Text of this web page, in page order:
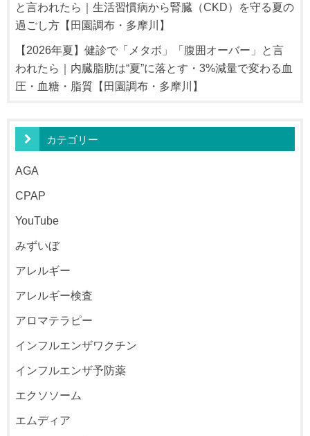
と言われたら｜生活習慣病から腎臓（CKD）を守る夏の
過ごし方【田園調布・多摩川】
【2026年夏】健診で「メタボ」「腹囲オーバー」と言
われたら｜内臓脂肪は“夏”に落とす・3%減量で変わる血
圧・血糖・脂質【田園調布・多摩川】
カテゴリー
AGA
CPAP
YouTube
みずいぼ
アレルギー
アレルギー検査
アロマテラピー
インフルエンザワクチン
インフルエンザ予防薬
エクソソーム
エムディア